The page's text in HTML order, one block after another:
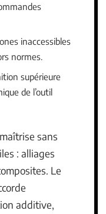
inaccessibles
normes.
supérieure
de l’outil
maîtrise sans
: alliages
Le
additive,